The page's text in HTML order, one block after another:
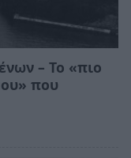
– Το «πιο
που